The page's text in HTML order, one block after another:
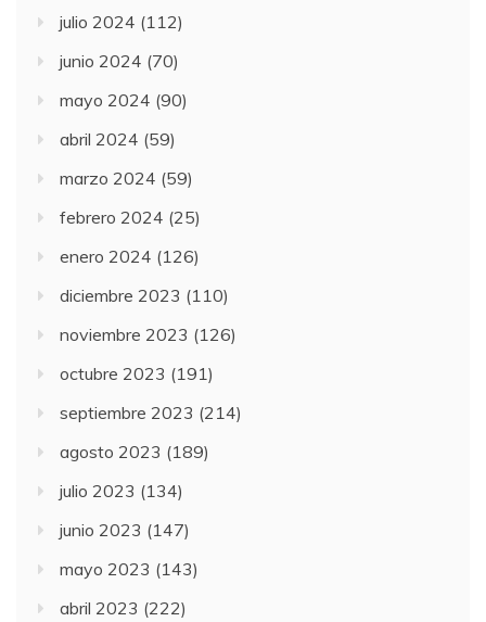
julio 2024 (112)
junio 2024 (70)
mayo 2024 (90)
abril 2024 (59)
marzo 2024 (59)
febrero 2024 (25)
enero 2024 (126)
diciembre 2023 (110)
noviembre 2023 (126)
octubre 2023 (191)
septiembre 2023 (214)
agosto 2023 (189)
julio 2023 (134)
junio 2023 (147)
mayo 2023 (143)
abril 2023 (222)